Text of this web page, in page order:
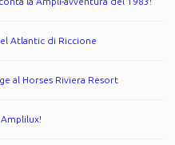
Atlantic di Riccione
al Horses Riviera Resort